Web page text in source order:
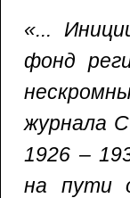
«...
фонд
журнала
1926 –
на пути